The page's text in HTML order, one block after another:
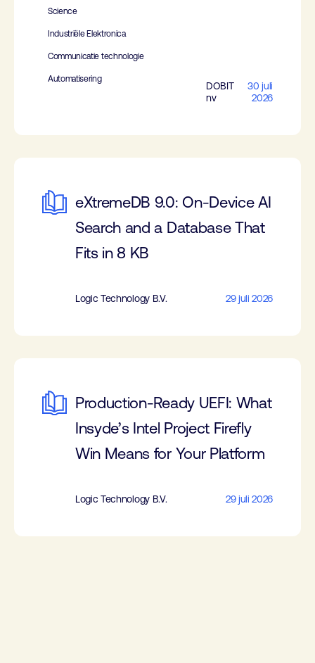
Science
Industriële Elektronica
Communicatie technologie
Automatisering
DOBIT
nv
30 juli
2026
eXtremeDB 9.0: On-Device AI
Search and a Database That
Fits in 8 KB
Logic Technology B.V. 29 juli 2026
Production-Ready UEFI: What
Insyde’s Intel Project Firefly
Win Means for Your Platform
Logic Technology B.V. 29 juli 2026